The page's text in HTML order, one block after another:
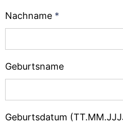
Nachname *
Geburtsname
Geburtsdatum